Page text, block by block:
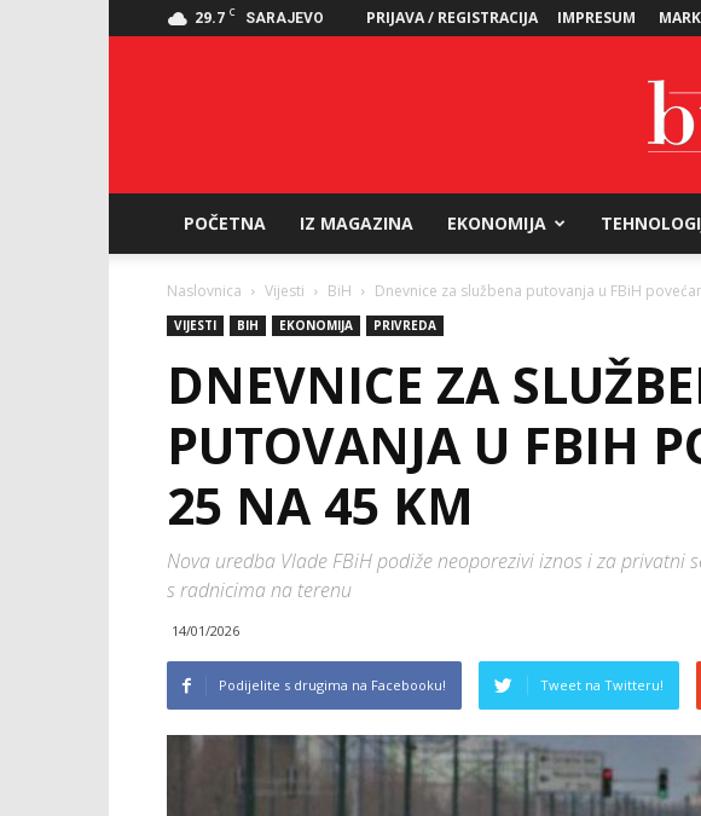
29.7 C SARAJEVO PRIJAVA / REGISTRACIJA IMPRESUM
POČETNA IZ MAGAZINA EKONOMIJA
Naslovnica Vijesti BiH Dnevnice za službena putovanja u FBiH
VIJESTI BIH EKONOMIJA PRIVREDA
DNEVNICE ZA
PUTOVANJA U FBIH
25 NA 45 KM
Nova uredba Vlade FBiH podiže neoporezivi iznos i za privatni
s radnicima na terenu
14/01/2026
Podijelite s drugima na Facebooku! Tweet na Twitteru!